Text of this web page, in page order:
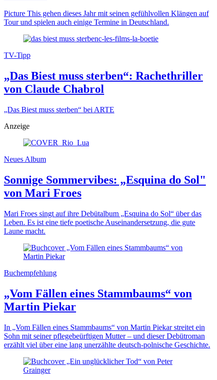
Picture This gehen dieses Jahr mit seinen gefühlvollen Klängen auf
Tour und spielen auch einige Termine in Deutschland.
TV-Tipp
„Das Biest muss sterben“: Rachethriller
von Claude Chabrol
„Das Biest muss sterben“ bei ARTE
Anzeige
Neues Album
Sonnige Sommervibes: „Esquina do Sol"
von Mari Froes
Mari Froes singt auf ihre Debütalbum „Esquina do Sol“ über das
Leben. Es ist eine tiefe poetische Auseinandersetzung, die gute
Laune macht.
Buchempfehlung
„Vom Fällen eines Stammbaums“ von
Martin Piekar
In „Vom Fällen eines Stammbaums“ von Martin Piekar streitet ein
Sohn mit seiner pflegebeürftigen Mutter – und dieser Debütroman
erzählt viel über eine lang unerzählte deutsch-polnische Geschichte.